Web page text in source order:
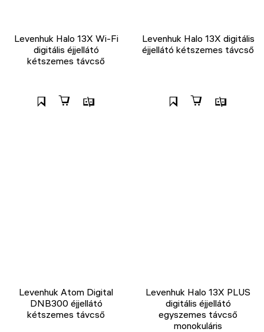
Levenhuk Halo 13X Wi-Fi
digitális éjjellátó
kétszemes távcső
Levenhuk Halo 13X digitális
éjjellátó kétszemes távcső
Levenhuk Atom Digital
DNB300 éjjellátó
kétszemes távcső
Levenhuk Halo 13X PLUS
digitális éjjellátó
egyszemes távcső
monokuláris